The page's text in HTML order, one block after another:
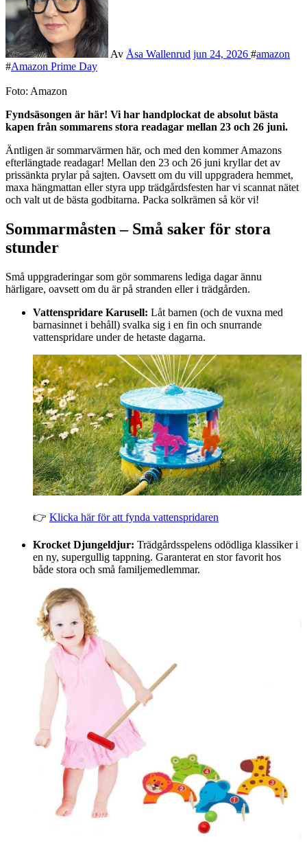
Av Åsa Wallenrud jun 24, 2026 #amazon
#Amazon Prime Day
Foto: Amazon
Fyndsäsongen är här! Vi har handplockat de absolut bästa
kapen från sommarens stora readagar mellan 23 och 26 juni.
Äntligen är sommarvärmen här, och med den kommer Amazons
efterlängtade readagar! Mellan den 23 och 26 juni kryllar det av
prissänkta prylar på sajten. Oavsett om du vill uppgradera hemmet,
maxa hängmattan eller styra upp trädgårdsfesten har vi scannat nätet
och valt ut de bästa godbitarna. Packa solkrämen så kör vi!
Sommarmåsten – Små saker för stora
stunder
Små uppgraderingar som gör sommarens lediga dagar ännu
härligare, oavsett om du är på stranden eller i trädgården.
Vattenspridare Karusell: Låt barnen (och de vuxna med
barnasinnet i behåll) svalka sig i en fin och snurrande
vattenspridare under de hetaste dagarna.
👉 Klicka här för att fynda vattenspridaren
Krocket Djungeldjur: Trädgårdsspelens odödliga klassiker i
en ny, supergullig tappning. Garanterat en stor favorit hos
både stora och små familjemedlemmar.